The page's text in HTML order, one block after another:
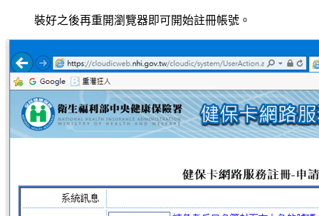
裝好之後再重開瀏覽器即可開始註冊帳號。